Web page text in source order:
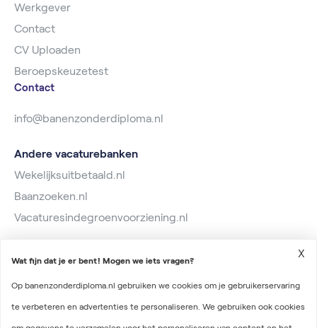
Werkgever
Contact
CV Uploaden
Beroepskeuzetest
Contact
info@banenzonderdiploma.nl
Andere vacaturebanken
Wekelijksuitbetaald.nl
Baanzoeken.nl
Vacaturesindegroenvoorziening.nl
Wat fijn dat je er bent! Mogen we iets vragen?
Op banenzonderdiploma.nl gebruiken we cookies om je gebruikerservaring
te verbeteren en advertenties te personaliseren. We gebruiken ook cookies
X